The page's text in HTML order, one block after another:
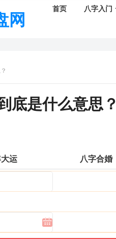
网 首页 八字入门
底是什么意思？
运 八字合婚